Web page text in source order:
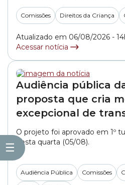
☰
informações aos Conselhos
Paulo sobre como são
os encaminhamentos de
profissionais da educação. O
Comissões Direitos da Criança
Atualizado em 06/08/2026 -
Acessar notícia
Audiência pública
proposta que cria
excepcional de
O projeto foi aprovado em 1º
desta quarta (05/08).
Audiência Pública Comissões